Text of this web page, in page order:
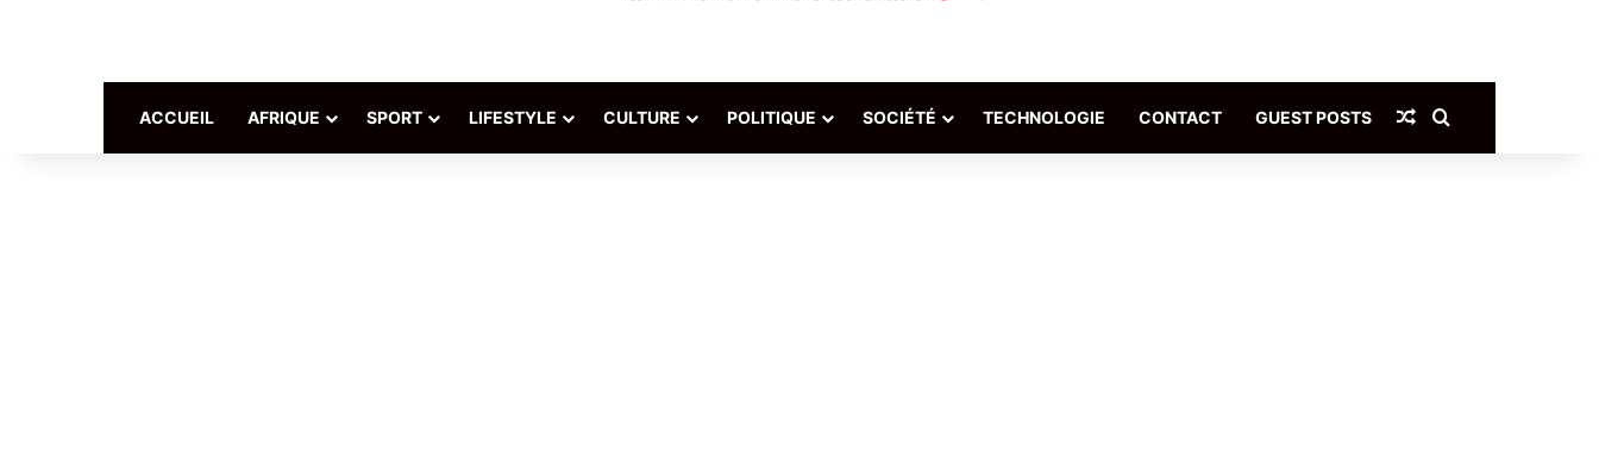
ACCUEIL AFRIQUE SPORT LIFESTYLE CULTURE POLITIQUE SOCIÉTÉ TECHNOLOGIE CONTACT GUEST POSTS Article Aléatoire